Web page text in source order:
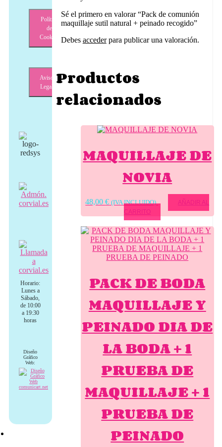
Sé el primero en valorar “Pack de comunión
maquillaje sutil natural + peinado recogido”
Debes accederpara publicar una valoración.
Productos
relacionados
MAQUILLAJE DE
NOVIA
48,00€ (IVA INCLUIDO)
AÑADIR AL
CARRITO
PACK DE BODA
MAQUILLAJE Y
PEINADO DIA DE
LA BODA + 1
PRUEBA DE
MAQUILLAJE + 1
PRUEBA DE
PEINADO
Política
de
Cookies
Aviso
Legal
Horario:
Lunes a
Sábado,
de 10:00
a 19:30
horas
Diseño
Gráfico
Web: